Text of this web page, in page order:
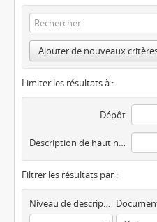
Ajouter de nouveaux
Limiter les résultats à :
Dépôt
Description de haut niveau
Filtrer les résultats par :
Niveau de description